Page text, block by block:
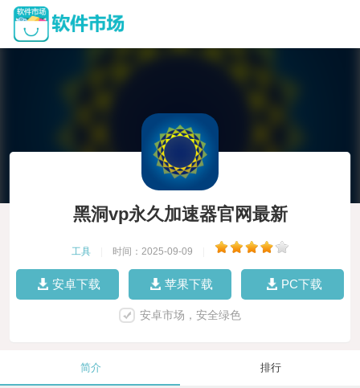
黑洞vp永久加速器官网最新
工具 时间：2025-09-09
安卓下载 苹果下载 PC下载
安卓市场，安全绿色
简介 排行